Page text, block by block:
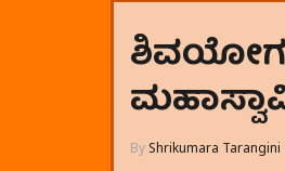
ಶಿವಯೋಗ
By Shrikumara Tarangini